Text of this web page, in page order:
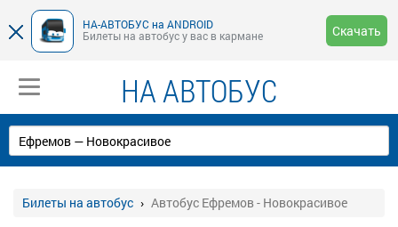
НА-АВТОБУС на ANDROID
Билеты на автобус у вас в кармане
Скачать
НА АВТОБУС
Билеты на автобус Автобус Ефремов - Новокрасивое